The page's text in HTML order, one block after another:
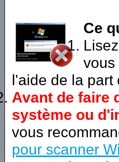
Ce
vous
l'aide de la part
Avant de faire
système ou
vous
pour scanner